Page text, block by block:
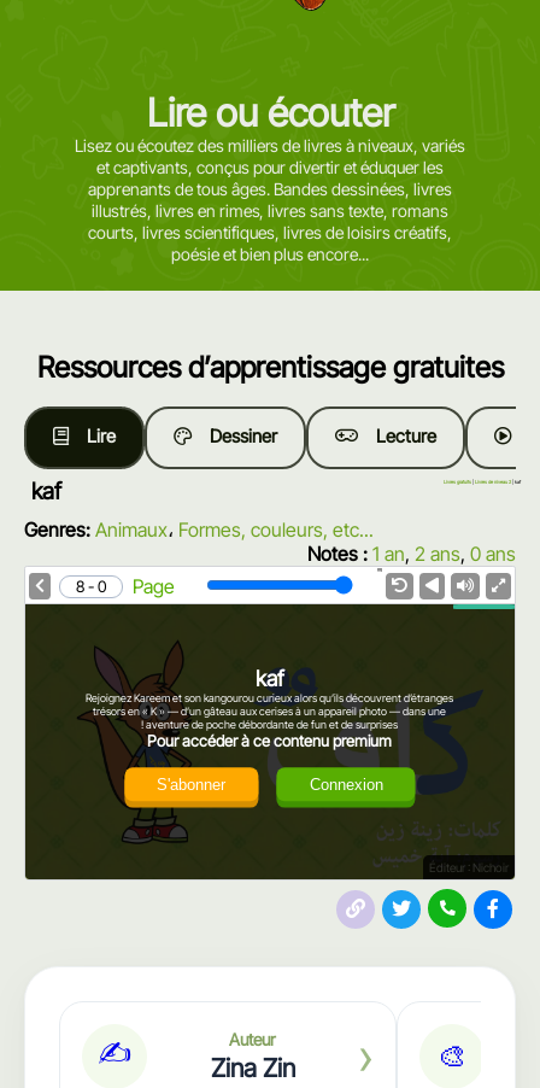
Lire ou écouter
Lisez ou écoutez des milliers de livres à niveaux, variés
et captivants, conçus pour divertir et éduquer les
apprenants de tous âges. Bandes dessinées, livres
illustrés, livres en rimes, livres sans texte, romans
courts, livres scientifiques, livres de loisirs créatifs,
poésie et bien plus encore...
Ressources d’apprentissage gratuites
Lire Dessiner Lecture
kaf Livres gratuits Livres de niveau 2 | kaf
Genres: Animaux، Formes, couleurs, etc...
Notes : 1 an, 2 ans, 0 ans
1.0X
Page
0 - 8
kaf
Rejoignez Kareem et son kangourou curieux alors qu’ils découvrent d’étranges
trésors en « K » — d’un gâteau aux cerises à un appareil photo — dans une
aventure de poche débordante de fun et de surprises !
Pour accéder à ce contenu premium
Connexion
S'abonner
Éditeur : Nichoir
✍️ Auteur
Zina Zin › 🎨